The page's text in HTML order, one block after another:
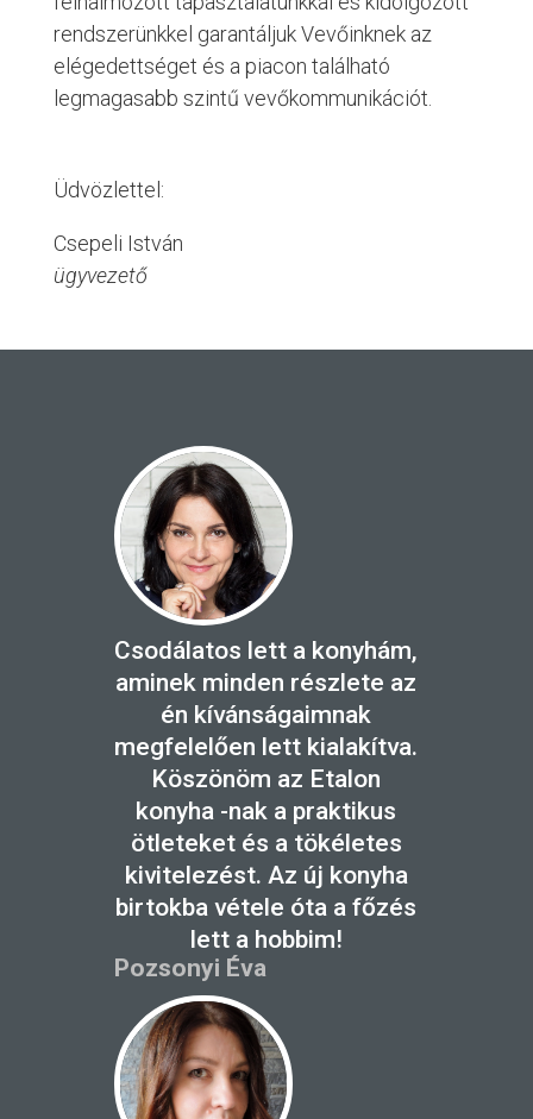
rendszerünkkel garantáljuk Vevőinknek az
elégedettséget és a piacon található
legmagasabb szintű vevőkommunikációt.
Üdvözlettel:
Csepeli István
ügyvezető
Csodálatos lett a konyhám,
aminek minden részlete az
én kívánságaimnak
megfelelően lett kialakítva.
Köszönöm az Etalon
konyha -nak a praktikus
ötleteket és a tökéletes
kivitelezést. Az új konyha
birtokba vétele óta a főzés
lett a hobbim!
Pozsonyi Éva